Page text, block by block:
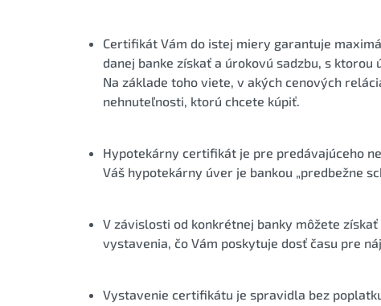
Certifikát Vám do istej miery garantuje
danej banke získať a úrokovú sadzbu, s
Na základe toho viete, v akých cenových
nehnuteľnosti, ktorú chcete kúpiť.
Hypotekárny certifikát je pre predávajúceho
Váš hypotekárny úver je bankou „predbežne
V závislosti od konkrétnej banky môžete
vystavenia, čo Vám poskytuje dosť času pre
Vystavenie certifikátu je spravidla bez